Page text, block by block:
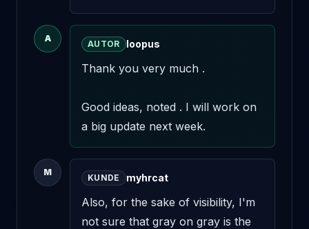
A
AUTOR loopus
Thank you very much .
Good ideas, noted . I will work on
a big update next week.
M
KUNDE myhrcat
Also, for the sake of visibility, I'm
not sure that gray on gray is the